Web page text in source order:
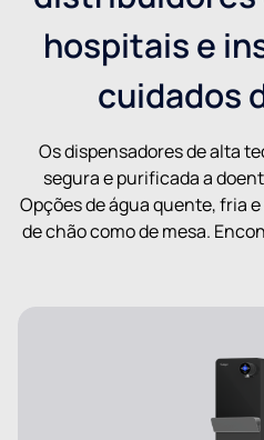
hospitais e
cuidados
Os dispensadores de alta
segura e purificada a
Opções de água quente, fria
de chão como de mesa.